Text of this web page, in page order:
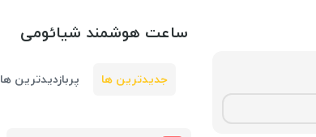
ساعت هوشمند شیائومی
جدیدترین ها پربازدیدترین ها